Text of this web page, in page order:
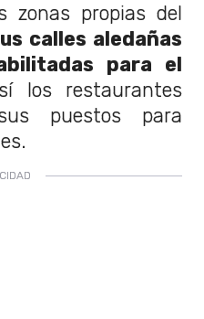
zonas propias del
calles aledañas
para el
los restaurantes
puestos para